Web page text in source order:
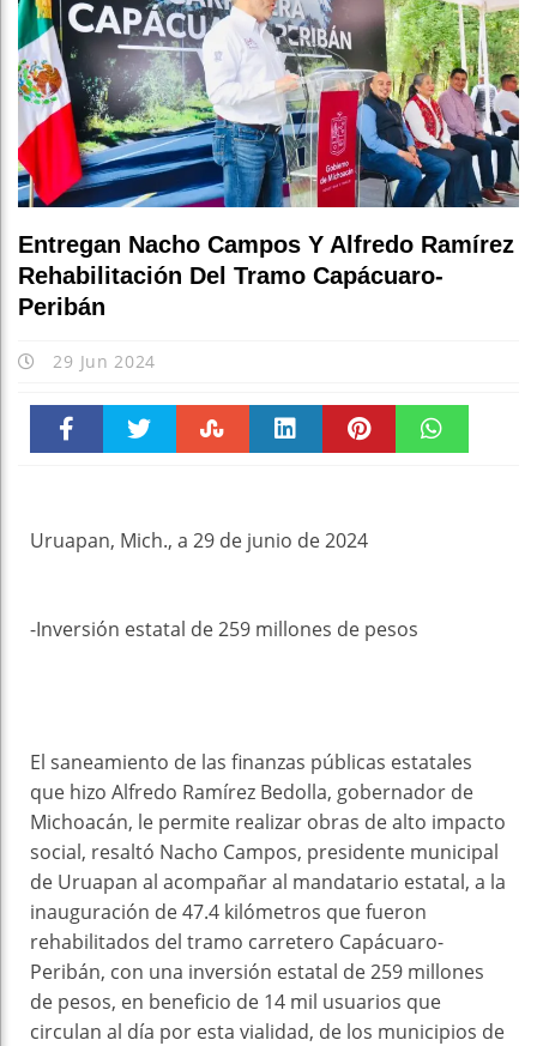
Escuchar a
Entregan Nacho Campos Y Alfredo Ramírez
Rehabilitación Del Tramo Capácuaro-
Peribán
29 Jun 2024
Uruapan, Mich., a 29 de junio de 2024
-Inversión estatal de 259 millones de pesos
El saneamiento de las finanzas públicas estatales
que hizo Alfredo Ramírez Bedolla, gobernador de
Michoacán, le permite realizar obras de alto impacto
social, resaltó Nacho Campos, presidente municipal
de Uruapan al acompañar al mandatario estatal, a la
inauguración de 47.4 kilómetros que fueron
rehabilitados del tramo carretero Capácuaro-
Peribán, con una inversión estatal de 259 millones
de pesos, en beneficio de 14 mil usuarios que
circulan al día por esta vialidad, de los municipios de